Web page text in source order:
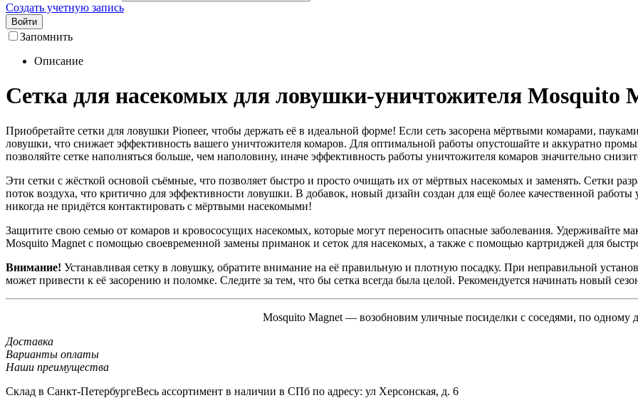
Создать учетную запись
Войти
Запомнить
Описание
Сетка для насекомых для ловушки-уничтожителя Mosquito
Приобретайте сетки для ловушки Pioneer, чтобы держать её в идеальной форме! Если сеть засорена мёртвыми комарами,
ловушки, что снижает эффективность вашего уничтожителя комаров. Для оптимальной работы опустошайте и аккуратно
позволяйте сетке наполняться больше, чем наполовину, иначе эффективность работы уничтожителя комаров значительно
Эти сетки с жёсткой основой съёмные, что позволяет быстро и просто очищать их от мёртвых насекомых и заменять. Сетки
поток воздуха, что критично для эффективности ловушки. В добавок, новый дизайн создан для ещё более качественной
никогда не придётся контактировать с мёртвыми насекомыми!
Защитите свою семью от комаров и кровососущих насекомых, которые могут переносить опасные заболевания. Удерживайте
Mosquito Magnet с помощью своевременной замены приманок и сеток для насекомых, а также с помощью картриджей для
Внимание! Устанавливая сетку в ловушку, обратите внимание на её правильную и плотную посадку. При неправильной
может привести к её засорению и поломке. Следите за тем, что бы сетка всегда была целой. Рекомендуется начинать новый
Mosquito Magnet — возобновим уличные посиделки с соседями, по одному
Доставка
Варианты оплаты
Наши преимущества
Склад в Санкт-ПетербургеВесь ассортимент в наличии в СПб по адресу: ул Херсонская, д. 6